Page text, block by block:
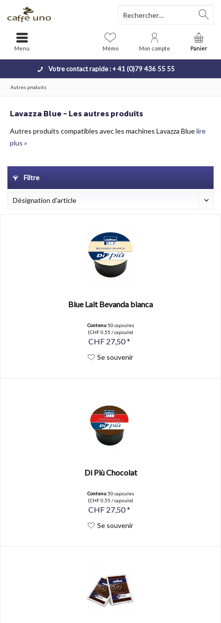
Votre contact rapide : + 41 (0)79 436 55 55
Panier
Mémo Mon compte
Menu
Autres produits
Lavazza Blue - Les autres produits
Autres produits compatibles avec les machines Lavazza Bluelire
plus »
Filtre
Blue Lait Bevanda bianca
Contenu50 capsules
(CHF 0,55 / capsule)
CHF 27,50 *
Se souvenir
Di Più Chocolat
Contenu50 capsules
(CHF 0,55 / capsule)
CHF 27,50 *
Se souvenir